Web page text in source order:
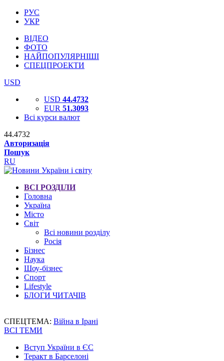
РУС
УКР
ВІДЕО
ФОТО
НАЙПОПУЛЯРНІШІ
СПЕЦПРОЕКТИ
USD
USD 44.4732
EUR 51.3093
Всі курси валют
44.4732
Авторизація
Пошук
RU
ВСІ РОЗДІЛИ
Головна
Україна
Місто
Світ
Всі новини розділу
Росія
Бізнес
Наука
Шоу-бізнес
Спорт
Lifestyle
БЛОГИ ЧИТАЧІВ
СПЕЦТЕМА: Війна в Ірані
ВСІ ТЕМИ
Вступ України в ЄС
Теракт в Барселоні